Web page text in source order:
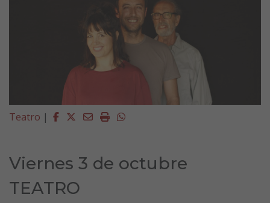
Teatro | Facebook
Twitter
EmailImprimirWhatsapp
Viernes 3 de octubre
TEATRO